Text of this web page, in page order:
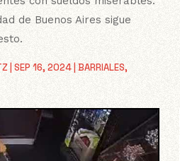
|SEP 16, 2024 |BARRIALES,
de Buenos Aires sigue